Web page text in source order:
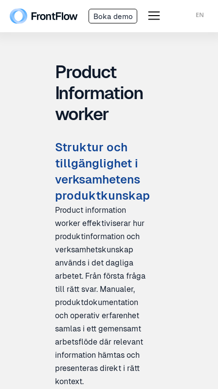
Boka demo EN
Product
Information
worker
Struktur och
tillgänglighet i
verksamhetens
produktkunskap
Product information
worker effektiviserar hur
produktinformation och
verksamhetskunskap
används i det dagliga
arbetet. Från första fråga
till rätt svar. Manualer,
produktdokumentation
och operativ erfarenhet
samlas i ett gemensamt
arbetsflöde där relevant
information hämtas och
presenteras direkt i rätt
kontext.